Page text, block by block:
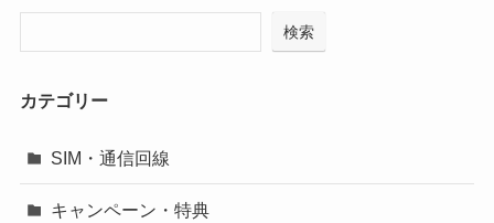
検索
カテゴリー
SIM・通信回線
キャンペーン・特典